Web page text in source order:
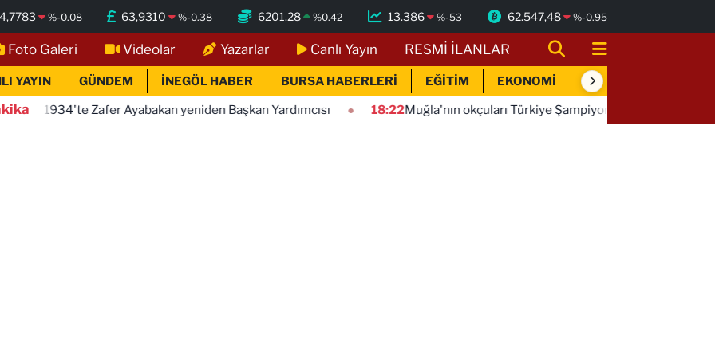
%-0.08 63,9310 %-0.38 6201.28 %0.42 13.386 %-53 62.547,48 %-0.95
Foto Galeri Videolar Yazarlar Canlı Yayın RESMİ İLANLAR
YAYIN GÜNDEM İNEGÖL HABER BURSA HABERLERİ EĞİTİM EKONOMİ SİYASET
Zafer Ayabakan yeniden Başkan Yardımcısı 18:22Muğla'nın okçuları Türkiye Şampiyonluğu ile döndü